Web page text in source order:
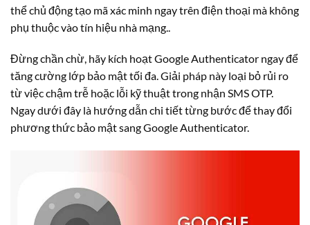
thể chủ động tạo mã xác minh ngay trên điện thoại mà không
phụ thuộc vào tín hiệu nhà mạng..
Đừng chần chừ, hãy kích hoạt Google Authenticator ngay để
tăng cường lớp bảo mật tối đa. Giải pháp này loại bỏ rủi ro
từ việc chậm trễ hoặc lỗi kỹ thuật trong nhận SMS OTP.
Ngay dưới đây là hướng dẫn chi tiết từng bước để thay đổi
phương thức bảo mật sang Google Authenticator.